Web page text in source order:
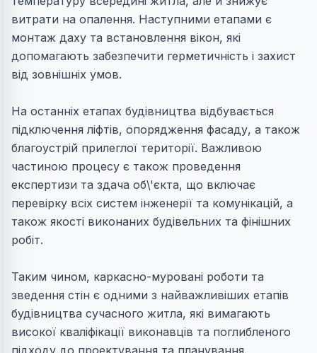
витрати на опалення. Наступними етапами є
монтаж даху та встановлення вікон, які
допомагають забезпечити герметичність і захист
від зовнішніх умов.
На останніх етапах будівництва відбувається
підключення ліфтів, опорядження фасаду, а також
благоустрій прилеглої території. Важливою
частиною процесу є також проведення
експертизи та здача об\'єкта, що включає
перевірку всіх систем інженерії та комунікацій, а
також якості виконаних будівельних та фінішних
робіт.
Таким чином, каркасно-муровані роботи та
зведення стін є одними з найважливіших етапів
будівництва сучасного житла, які вимагають
високої кваліфікації виконавців та поглибленого